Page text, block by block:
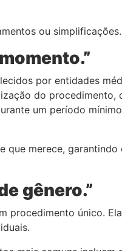
ou simplificações.
por entidades
do procedimento,
um período
que merece, garantindo
gênero.”
procedimento único.